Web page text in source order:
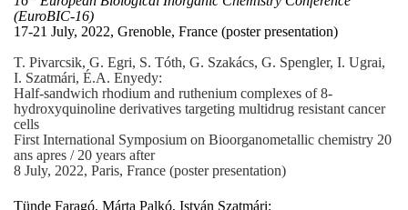
(EuroBIC-16)
17-21 July, 2022, Grenoble, France (poster presentation)
T. Pivarcsik, G. Egri, S. Tóth, G. Szakács, G. Spengler, I. Ugrai,
I. Szatmári, É.A. Enyedy:
Half-sandwich rhodium and ruthenium complexes of 8-
hydroxyquinoline derivatives targeting multidrug resistant cancer
cells
First International Symposium on Bioorganometallic chemistry 20
ans apres / 20 years after
8 July, 2022, Paris, France (poster presentation)
Tünde Faragó, Márta Palkó, István Szatmári: